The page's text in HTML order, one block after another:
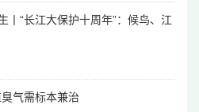
丨“长江大保护十周年”：候鸟、江
气需标本兼治